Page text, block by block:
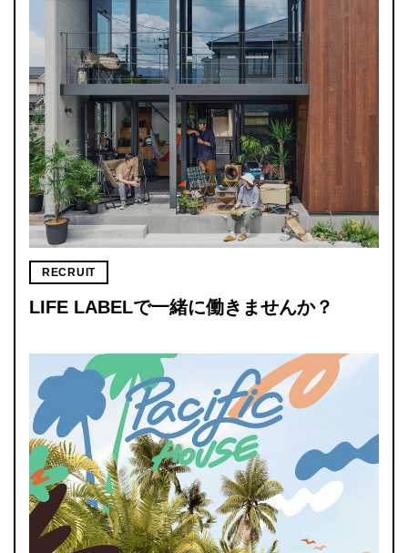
RECRUIT
LIFE LABELで一緒に働きませんか？